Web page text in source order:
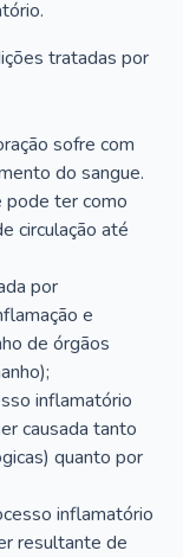
tratadas por
sofre com
do sangue.
pode ter como
circulação até
por
e
de órgãos
inflamatório
causada tanto
quanto por
inflamatório
resultante de